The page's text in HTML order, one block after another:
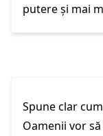
putere și mai
Spune clar
Oamenii vor